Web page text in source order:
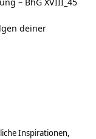
deiner
Inspirationen